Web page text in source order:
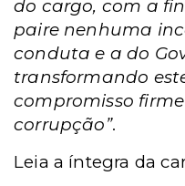
do cargo, com a
paire nenhuma
conduta e a do
transformando
compromisso
corrupção”.
Leia a íntegra da